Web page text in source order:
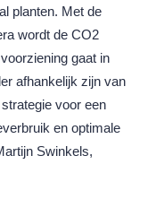
planten. Met de
wordt de CO2
gaat in
afhankelijk zijn van
voor een
en optimale
Swinkels,